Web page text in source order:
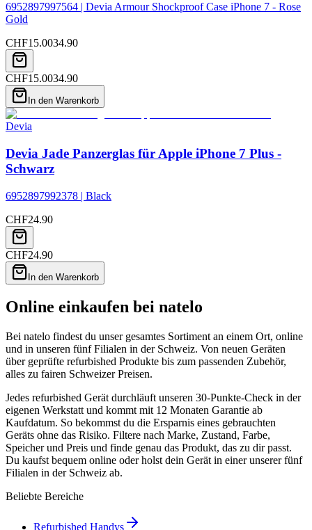
6952897997564 | Devia Armour Shockproof Case iPhone 7 - Rose
Gold
CHF15.0034.90
CHF15.0034.90
In den Warenkorb
Devia
Devia Jade Panzerglas für Apple iPhone 7 Plus -
Schwarz
6952897992378 | Black
CHF24.90
CHF24.90
In den Warenkorb
Online einkaufen bei natelo
Bei natelo findest du unser gesamtes Sortiment an einem Ort, online
und in unseren fünf Filialen in der Schweiz. Von neuen Geräten
über geprüfte refurbished Produkte bis zum passenden Zubehör,
alles zu fairen Schweizer Preisen.
Jedes refurbished Gerät durchläuft unseren 30-Punkte-Check in der
eigenen Werkstatt und kommt mit 12 Monaten Garantie ab
Kaufdatum. So bekommst du die Ersparnis eines gebrauchten
Geräts ohne das Risiko. Filtere nach Marke, Zustand, Farbe,
Speicher und Preis und finde genau das Produkt, das zu dir passt.
Du kaufst bequem online oder holst dein Gerät in einer unserer fünf
Filialen in der Schweiz ab.
Beliebte Bereiche
Refurbished Handys